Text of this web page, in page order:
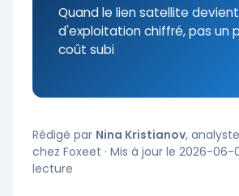
Quand le lien satellite
d'exploitation chiffré, pas un
coût subi
Rédigé par Nina Kristianov,
chez Foxeet · Mis à jour le 2026-06-
lecture